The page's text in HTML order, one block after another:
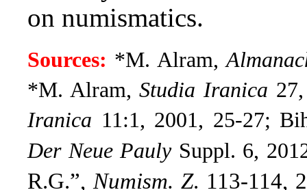
on numismatics.
Sources: *M. Alram,
*M. Alram,Studia Iranica
Iranica 11:1, 2001, 25-27;
Der Neue PaulySuppl. 6,
R.G.”, Numism. Z. 113-114,